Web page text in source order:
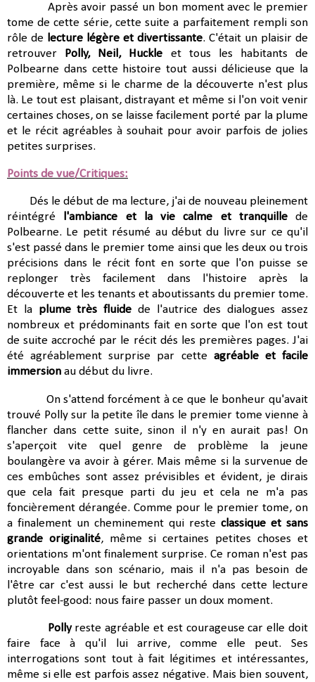
Après avoir passé un bon moment avec le premier
tome de cette série, cette suite a parfaitement rempli son
rôle de lecture légère et divertissante. C'était un plaisir de
retrouver
Polly, Neil, Huckle et tous les habitants de
Polbearne dans cette histoire tout aussi délicieuse que la
première, même si le charme de la découverte n'est plus
là. Le tout est plaisant, distrayant et même si l'on voit venir
certaines choses, on se laisse facilement porté par la plume
et le récit agréables à souhait pour avoir parfois de jolies
petites surprises.
Points de vue/Critiques:
Dés le début de ma lecture, j'ai de nouveau pleinement
réintégré l'ambiance et la vie calme et tranquillede
Polbearne. Le petit résumé au début du livre sur ce qu'il
s'est passé dans le premier tome ainsi que les deux ou trois
précisions dans le récit font en sorte que l'on puisse se
replonger très facilement dans l'histoire après la
découverte et les tenants et aboutissants du premier tome.
Et la plume très fluide de l'autrice des dialogues assez
nombreux et prédominants fait en sorte que l'on est tout
de suite accroché par le récit dés les premières pages. J'ai
été agréablement surprise par cette agréable et facile
immersion au début du livre.
On s'attend forcément à ce que le bonheur qu'avait
trouvé Polly sur la petite île dans le premier tome vienne à
flancher dans cette suite, sinon il n'y en aurait pas! On
s'aperçoit vite quel genre de problème la jeune
boulangère va avoir à gérer. Mais même si la survenue de
ces embûches sont assez prévisibles et évident, je dirais
que cela fait presque parti du jeu et cela ne m'a pas
foncièrement dérangée. Comme pour le premier tome, on
a finalement un cheminement qui reste classique et sans
grande originalité, même si certaines petites choses et
orientations m'ont finalement surprise. Ce roman n'est pas
incroyable dans son scénario, mais il n'a pas besoin de
l'être car c'est aussi le but recherché dans cette lecture
plutôt feel-good: nous faire passer un doux moment.
Pollyreste agréable et est courageuse car elle doit
faire face à qu'il lui arrive, comme elle peut. Ses
interrogations sont tout à fait légitimes et intéressantes,
même si elle est parfois assez négative. Mais bien souvent,